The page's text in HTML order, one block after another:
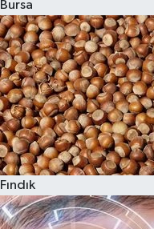
Bursa
Fındık